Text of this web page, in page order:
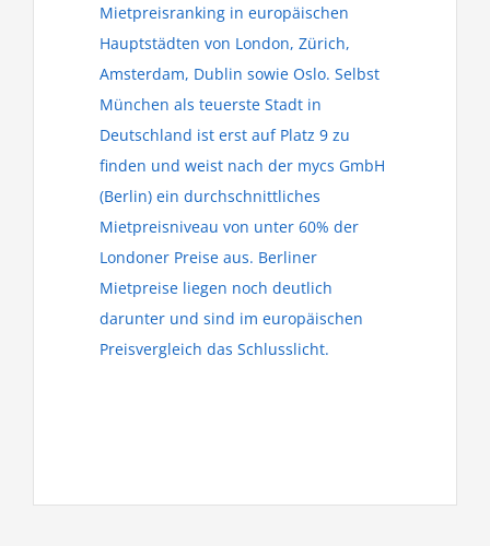
Mietpreisranking in europäischen
Hauptstädten von London, Zürich,
Amsterdam, Dublin sowie Oslo. Selbst
München als teuerste Stadt in
Deutschland ist erst auf Platz 9 zu
finden und weist nach der mycs GmbH
(Berlin) ein durchschnittliches
Mietpreisniveau von unter 60% der
Londoner Preise aus. Berliner
Mietpreise liegen noch deutlich
darunter und sind im europäischen
Preisvergleich das Schlusslicht.